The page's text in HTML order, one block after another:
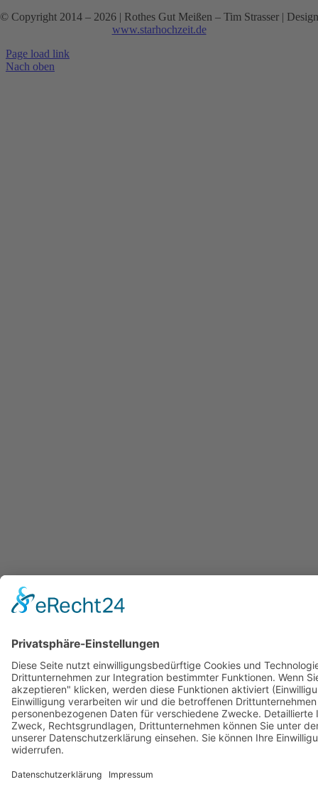
© Copyright 2014 – 2026 | Rothes Gut Meißen – Tim Strasser | Design
www.starhochzeit.de
Page load link
Nach oben